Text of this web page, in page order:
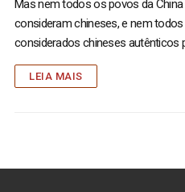
Mas nem todos os povos da
consideram chineses, e nem
considerados chineses autênticos
LEIA MAIS